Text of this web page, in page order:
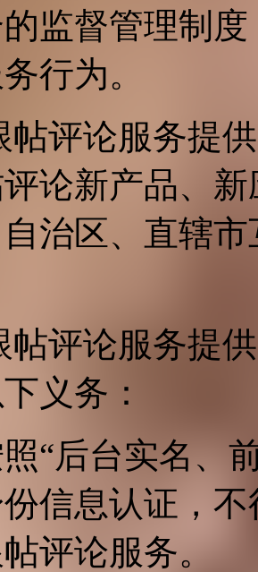
监督管理制
行为。
帖评论服务提
论新产品、
治区、直辖
帖评论服务提
义务：
照“后台实名、
信息认证，
评论服务。